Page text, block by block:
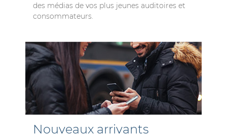
des médias de vos plus jeunes auditoires et
consommateurs.
Nouveaux arrivants